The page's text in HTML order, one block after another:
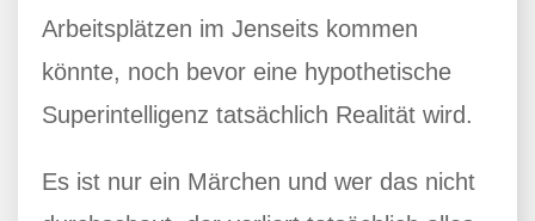
Arbeitsplätzen im Jenseits kommen
könnte, noch bevor eine hypothetische
Superintelligenz tatsächlich Realität wird.
Es ist nur ein Märchen und wer das nicht